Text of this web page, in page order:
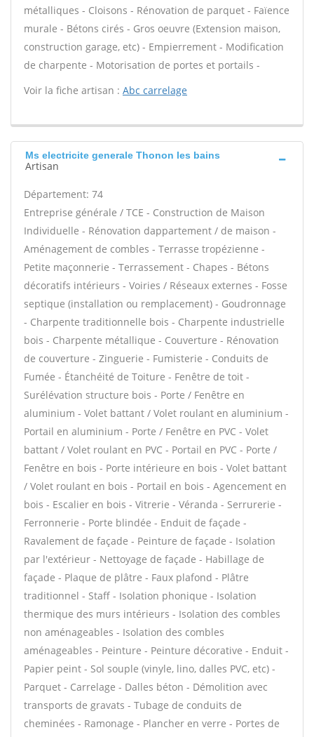
métalliques - Cloisons - Rénovation de parquet - Faïence
murale - Bétons cirés - Gros oeuvre (Extension maison,
construction garage, etc) - Empierrement - Modification
de charpente - Motorisation de portes et portails -
Voir la fiche artisan : Abc carrelage
Ms electricite generale Thonon les bains
Artisan
Département: 74
Entreprise générale / TCE - Construction de Maison
Individuelle - Rénovation dappartement / de maison -
Aménagement de combles - Terrasse tropézienne -
Petite maçonnerie - Terrassement - Chapes - Bétons
décoratifs intérieurs - Voiries / Réseaux externes - Fosse
septique (installation ou remplacement) - Goudronnage
- Charpente traditionnelle bois - Charpente industrielle
bois - Charpente métallique - Couverture - Rénovation
de couverture - Zinguerie - Fumisterie - Conduits de
Fumée - Étanchéité de Toiture - Fenêtre de toit -
Surélévation structure bois - Porte / Fenêtre en
aluminium - Volet battant / Volet roulant en aluminium -
Portail en aluminium - Porte / Fenêtre en PVC - Volet
battant / Volet roulant en PVC - Portail en PVC - Porte /
Fenêtre en bois - Porte intérieure en bois - Volet battant
/ Volet roulant en bois - Portail en bois - Agencement en
bois - Escalier en bois - Vitrerie - Véranda - Serrurerie -
Ferronnerie - Porte blindée - Enduit de façade -
Ravalement de façade - Peinture de façade - Isolation
par l'extérieur - Nettoyage de façade - Habillage de
façade - Plaque de plâtre - Faux plafond - Plâtre
traditionnel - Staff - Isolation phonique - Isolation
thermique des murs intérieurs - Isolation des combles
non aménageables - Isolation des combles
aménageables - Peinture - Peinture décorative - Enduit -
Papier peint - Sol souple (vinyle, lino, dalles PVC, etc) -
Parquet - Carrelage - Dalles béton - Démolition avec
transports de gravats - Tubage de conduits de
cheminées - Ramonage - Plancher en verre - Portes de